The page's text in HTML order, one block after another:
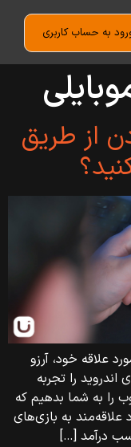
به حساب کاربری
از طریق
علاقه خود، آرزو
اندروید را تجربه
را به شما بدهیم که
علاقه‌مند به بازی‌های
درآمد […]